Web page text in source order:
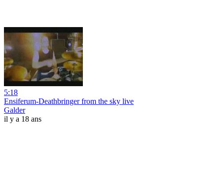
5:18
Ensiferum-Deathbringer from the sky live
Galder
il y a 18 ans